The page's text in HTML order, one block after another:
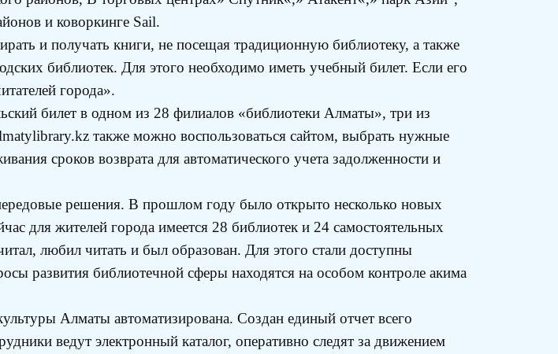
и коворкинге Sail.
и получать книги, не посещая традиционную библиотеку, а также
библиотек. Для этого необходимо иметь учебный билет. Если его
города».
билет в одном из 28 филиалов «библиотеки Алматы», три из
также можно воспользоваться сайтом, выбрать нужные
сроков возврата для автоматического учета задолженности и
решения. В прошлом году было открыто несколько новых
для жителей города имеется 28 библиотек и 24 самостоятельных
любил читать и был образован. Для этого стали доступны
развития библиотечной сферы находятся на особом контроле акима
Алматы автоматизирована. Создан единый отчет всего
ведут электронный каталог, оперативно следят за движением